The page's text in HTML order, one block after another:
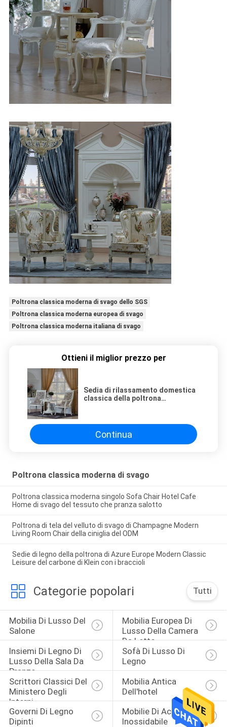
Poltrona classica moderna di svago dello SGS
Poltrona classica moderna europea di svago
Poltrona classica moderna italiana di svago
Ottieni il miglior prezzo per
Sedia di rilassamento domestica
classica della poltrona
Continua
Poltrona classica moderna di svago
Poltrona classica moderna singolo Sofa Chair Hotel Cafe
Home di svago del tessuto che pranza salotto
Poltrona di tela del velluto di svago di Champagne Modern
Living Room Chair della ciniglia del ODM
Sedie di legno della poltrona di Azure Europe Modern Classic
Leisure del carbone di Klein con i braccioli
Categorie popolari Tutti
Mobilia Di Lusso Del
Salone
Mobilia Europea Di
Lusso Della Camera
Da Letto
Insiemi Di Legno Di
Lusso Della Sala Da
Pranzo
Sofà Di Lusso Di
Legno
Scrittori Classici Del
Ministero Degli
Interni
Mobilia Antica
Dell'hotel
Governi Di Legno
Dipinti
Mobilie Di Acciaio
Inossidabile